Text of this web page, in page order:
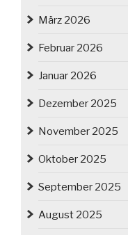
März 2026
Februar 2026
Januar 2026
Dezember 2025
November 2025
Oktober 2025
September 2025
August 2025